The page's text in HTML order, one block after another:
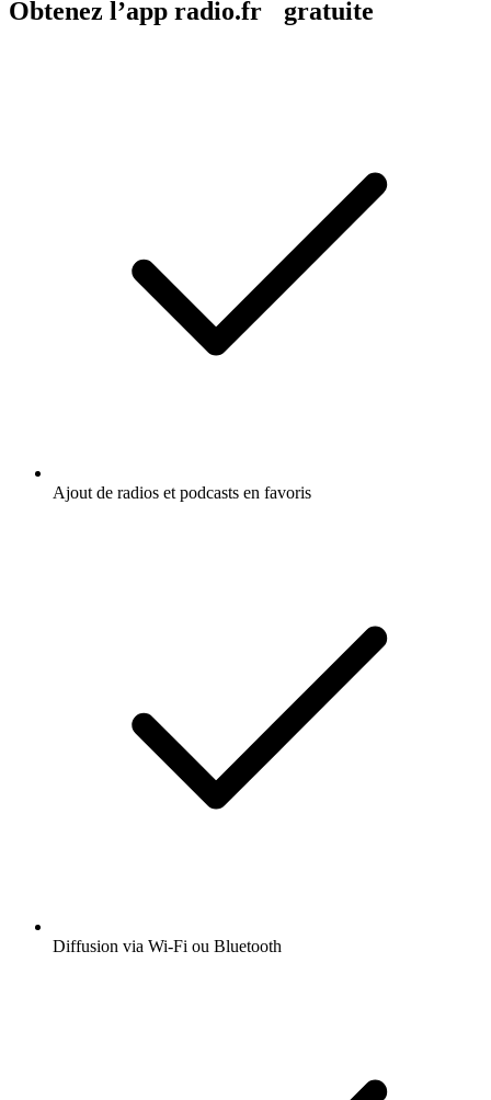
Obtenez l’app radio.fr gratuite
Ajout de radios et podcasts en favoris
Diffusion via Wi-Fi ou Bluetooth